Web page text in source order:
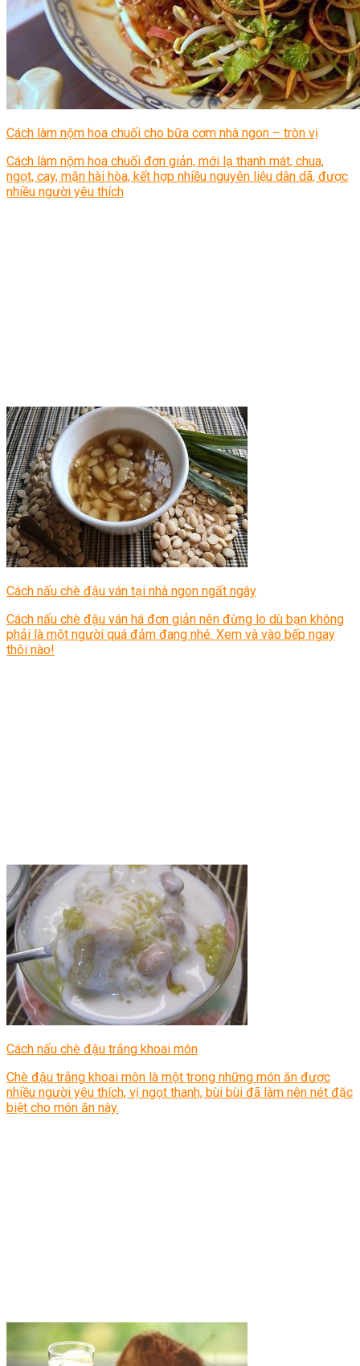
Cách làm nộm hoa chuối cho bữa cơm nhà ngon – tròn vị
Cách làm nộm hoa chuối đơn giản, mới lạ thanh mát, chua,
ngọt, cay, mặn hài hòa, kết hợp nhiều nguyên liệu dân dã, được
nhiều người yêu thích
Cách nấu chè đậu ván tại nhà ngon ngất ngây
Cách nấu chè đậu ván há đơn giản nên đừng lo dù bạn không
phải là một người quá đảm đang nhé. Xem và vào bếp ngay
thôi nào!
Cách nấu chè đậu trắng khoai môn
Chè đậu trắng khoai môn là một trong những món ăn được
nhiều người yêu thích, vị ngọt thanh, bùi bùi đã làm nên nét đặc
biệt cho món ăn này.